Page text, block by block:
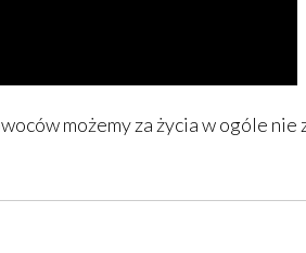
możemy za życia w ogóle nie